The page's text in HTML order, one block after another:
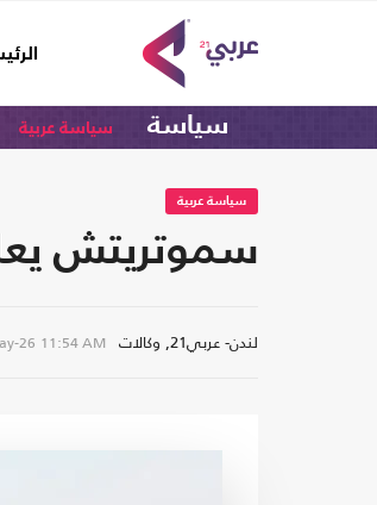
سياسة سياسة عربية
سياسة عربية
سموتريتش يعلن خطة لبناء 60 ألف
لندن- عربي21, وكالات 26 11:54 AM